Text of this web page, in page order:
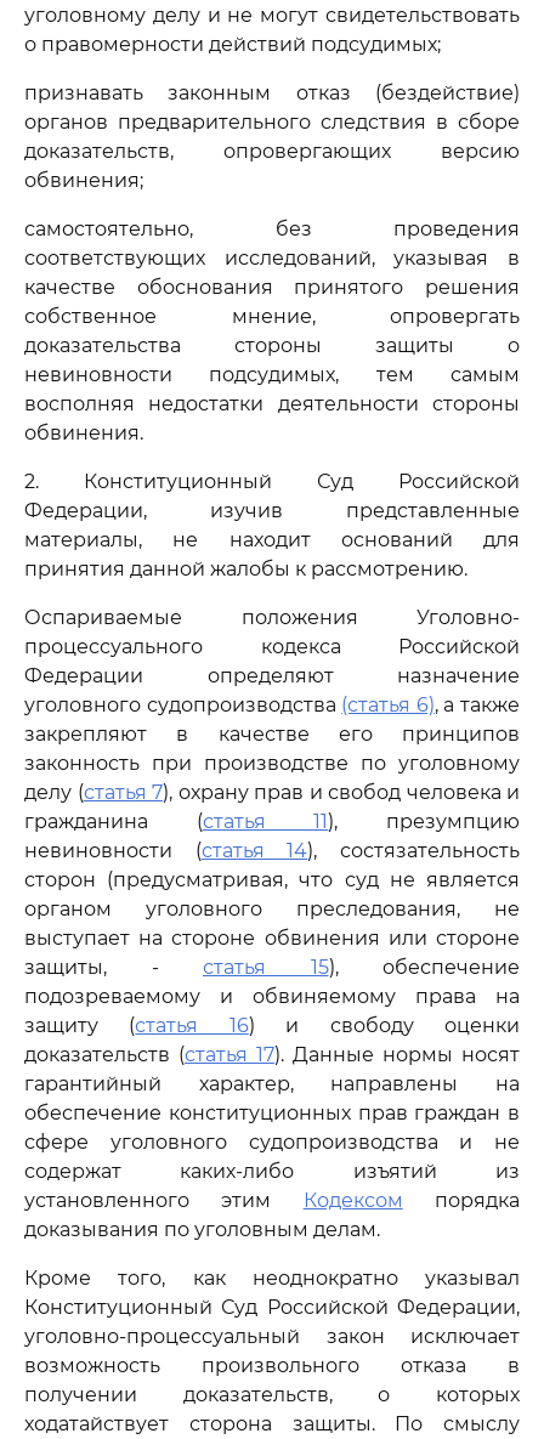
уголовному делу и не могут свидетельствовать
о правомерности действий подсудимых;
признавать законным отказ (бездействие)
органов предварительного следствия в сборе
доказательств, опровергающих версию
обвинения;
самостоятельно, без проведения
соответствующих исследований, указывая в
качестве обоснования принятого решения
собственное мнение, опровергать
доказательства стороны защиты о
невиновности подсудимых, тем самым
восполняя недостатки деятельности стороны
обвинения.
2. Конституционный Суд Российской
Федерации, изучив представленные
материалы, не находит оснований для
принятия данной жалобы к рассмотрению.
Оспариваемые положения Уголовно-
процессуального кодекса Российской
Федерации определяют назначение
уголовного судопроизводства (статья 6), а также
закрепляют в качестве его принципов
законность при производстве по уголовному
делу (статья 7), охрану прав и свобод человека и
гражданина (статья 11), презумпцию
невиновности (статья 14), состязательность
сторон (предусматривая, что суд не является
органом уголовного преследования, не
выступает на стороне обвинения или стороне
защиты, - статья 15), обеспечение
подозреваемому и обвиняемому права на
защиту (статья 16) и свободу оценки
доказательств (статья 17). Данные нормы носят
гарантийный характер, направлены на
обеспечение конституционных прав граждан в
сфере уголовного судопроизводства и не
содержат каких-либо изъятий из
установленного этим
Кодексом порядка
доказывания по уголовным делам.
Кроме того, как неоднократно указывал
Конституционный Суд Российской Федерации,
уголовно-процессуальный закон исключает
возможность произвольного отказа в
получении доказательств, о которых
ходатайствует сторона защиты. По смыслу